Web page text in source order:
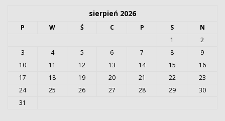
sierpień 2026
P W Ś C P S
N
1
2
3
4 5 6 7 8
9
10
11 12 13 14 15
16
17
18 19 20 21 22
23
24
25 26 27 28 29
30
31